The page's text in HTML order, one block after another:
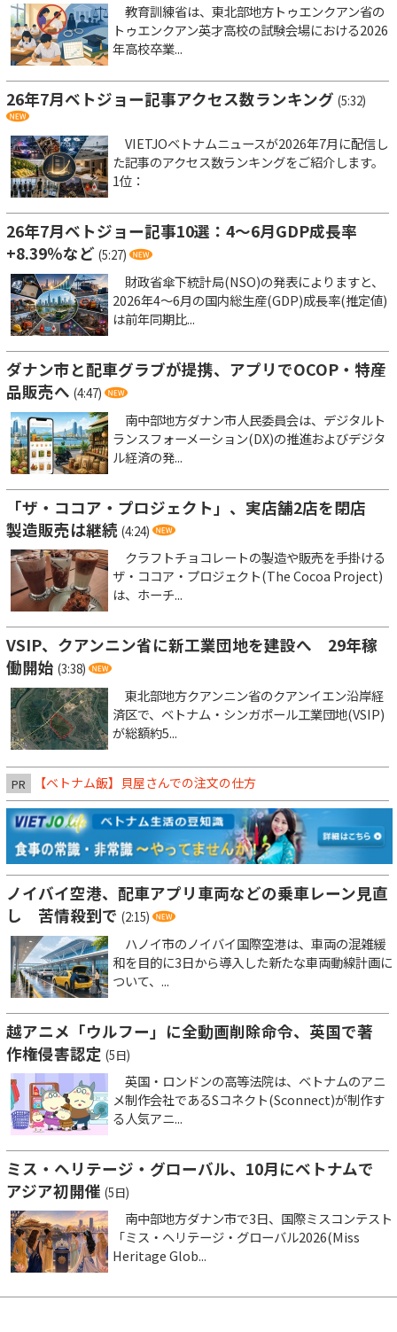
教育訓練省は、東北部地方トゥエンクアン省の
トゥエンクアン英才高校の試験会場における2026
年高校卒業...
26年7月ベトジョー記事アクセス数ランキング (5:32)
VIETJOベトナムニュースが2026年7月に配信し
た記事のアクセス数ランキングをご紹介します。
1位：
26年7月ベトジョー記事10選：4～6月GDP成長率
+8.39％など (5:27)
財政省傘下統計局(NSO)の発表によりますと、
2026年4～6月の国内総生産(GDP)成長率(推定値)
は前年同期比...
ダナン市と配車グラブが提携、アプリでOCOP・特産
品販売へ (4:47)
南中部地方ダナン市人民委員会は、デジタルト
ランスフォーメーション(DX)の推進およびデジタ
ル経済の発...
「ザ・ココア・プロジェクト」、実店舗2店を閉店
製造販売は継続 (4:24)
クラフトチョコレートの製造や販売を手掛ける
ザ・ココア・プロジェクト(The Cocoa Project)
は、ホーチ...
VSIP、クアンニン省に新工業団地を建設へ 29年稼
働開始 (3:38)
東北部地方クアンニン省のクアンイエン沿岸経
済区で、ベトナム・シンガポール工業団地(VSIP)
が総額約5...
PR 【ベトナム飯】貝屋さんでの注文の仕方
ノイバイ空港、配車アプリ車両などの乗車レーン見直
し 苦情殺到で (2:15)
ハノイ市のノイバイ国際空港は、車両の混雑緩
和を目的に3日から導入した新たな車両動線計画に
ついて、...
越アニメ「ウルフー」に全動画削除命令、英国で著
作権侵害認定 (5日)
英国・ロンドンの高等法院は、ベトナムのアニ
メ制作会社であるSコネクト(Sconnect)が制作す
る人気アニ...
ミス・ヘリテージ・グローバル、10月にベトナムで
アジア初開催 (5日)
南中部地方ダナン市で3日、国際ミスコンテスト
「ミス・ヘリテージ・グローバル2026(Miss
Heritage Glob...